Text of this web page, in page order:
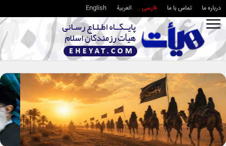
درباره ما تماس با ما فارسی العربية English